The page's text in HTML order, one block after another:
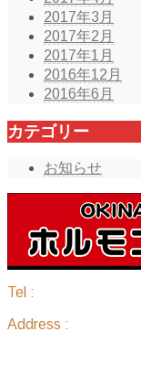
2017年3月
2017年2月
2017年1月
2016年12月
2016年6月
カテゴリー
お知らせ
Tel :
Address :